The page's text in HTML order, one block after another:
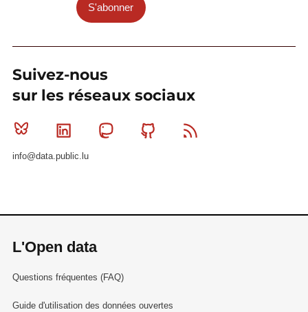
S'abonner
Suivez-nous
sur les réseaux sociaux
Bluesky Linkedin MastodonGithub
info@data.public.lu
L'Open data
Questions fréquentes (FAQ)
Guide d'utilisation des données ouvertes